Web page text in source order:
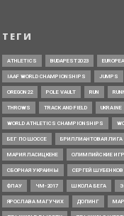
ТЕГИ
ATHLETICS BUDAPEST2023
IAAF WORLD CHAMPIONSHIPS JUMPS
OREGON22 POLE VAULT RUN
THROWS TRACK AND FIELD UKRAINE
WORLD ATHLETICS CHAMPIONSHIPS
БЕГ ПО ШОССЕ БРИЛЛИАНТОВАЯ ЛИГА
МАРИЯ ЛАСИЦКЕНЕ ОЛИМПИЙСКИЕ
СБОРНАЯ УКРАИНЫ СЕРГЕЙ ШУБЕНКОВ
ФЛАУ ЧМ-2017 ШКОЛА БЕГА
ЯРОСЛАВА МАГУЧИХ ДОПИНГ